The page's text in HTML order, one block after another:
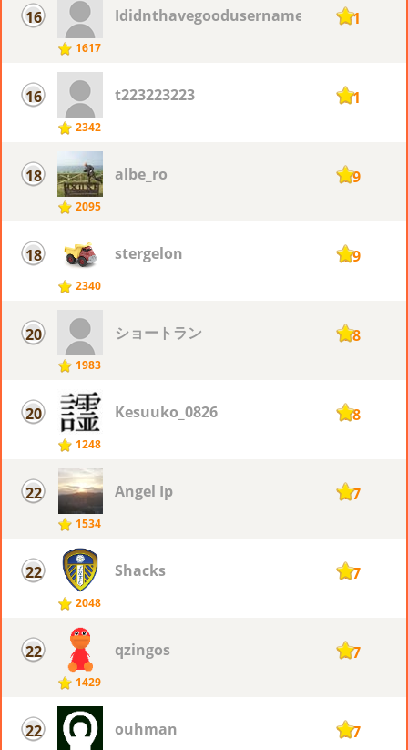
16
1617
Ididnthavegoodusername 131
16
2342
t223223223 131
18
2095
albe_ro 129
18
2340
stergelon 129
20
1983
ショートラン 128
20
1248
Kesuuko_0826 128
22
1534
Angel Ip 127
22
2048
Shacks 127
22
1429
qzingos 127
22 ouhman 127